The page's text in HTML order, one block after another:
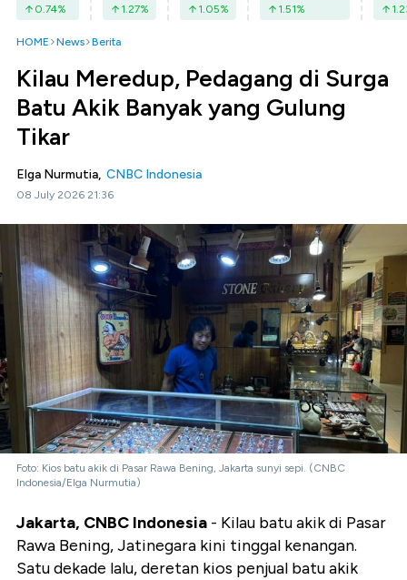
0.74% 1.27% 1.05% 1.51%
HOME News Berita
Kilau Meredup, Pedagang di Surga
Batu Akik Banyak yang Gulung
Tikar
Elga Nurmutia, CNBC Indonesia
08 July 2026 21:36
Foto: Kios batu akik di Pasar Rawa Bening, Jakarta sunyi sepi. (CNBC
Indonesia/Elga Nurmutia)
Jakarta, CNBC Indonesia - Kilau batu akik di Pasar
Rawa Bening, Jatinegara kini tinggal kenangan.
Satu dekade lalu, deretan kios penjual batu akik